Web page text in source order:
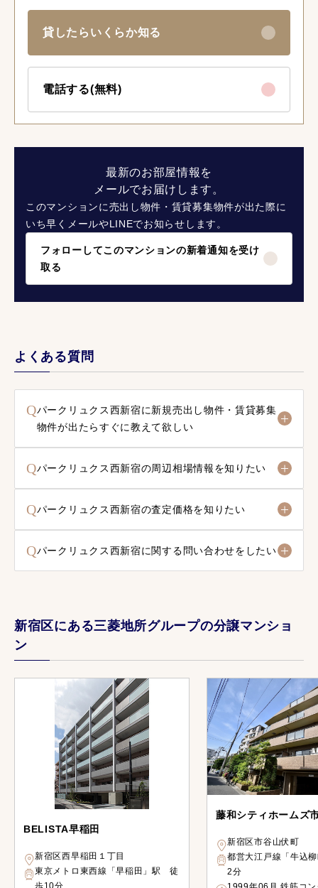
貸したらいくらか知る
電話する(無料)
最新のお部屋情報を
メールでお届けします。
このマンションに売出し物件・賃貸募集物件が出た際に
いち早くメールやLINEでお知らせします。
フォローしてこのマンションの新着通知を受け
取る
よくある質問
Qパークリュクス西新宿に新規売出し物件・賃貸募集
物件が出たらすぐに教えて欲しい
Qパークリュクス西新宿の周辺相場情報を知りたい
Qパークリュクス西新宿の査定価格を知りたい
Qパークリュクス西新宿に関する問い合わせをしたい
新宿区にある三菱地所グループの分譲マンショ
ン
BELISTA早稲田
新宿区西早稲田１丁目
東京メトロ東西線「早稲田」駅 徒
歩10分
藤和シティホームズ
新宿区市谷山伏町
都営大江戸線「牛込
2分